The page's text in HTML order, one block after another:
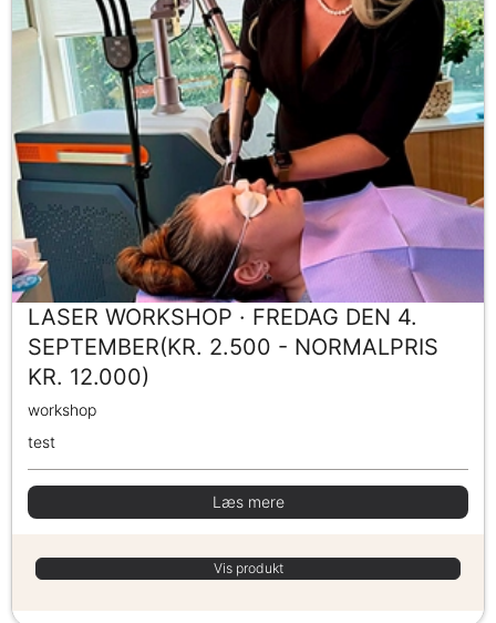
LASER WORKSHOP · FREDAG DEN 4.
SEPTEMBER(KR. 2.500 - NORMALPRIS
KR. 12.000)
workshop
test
Læs mere
Vis produkt